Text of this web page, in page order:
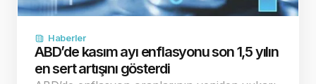
Haberler
ABD’de kasım ayı enflasyonu son 1,5 yılın
en sert artışını gösterdi